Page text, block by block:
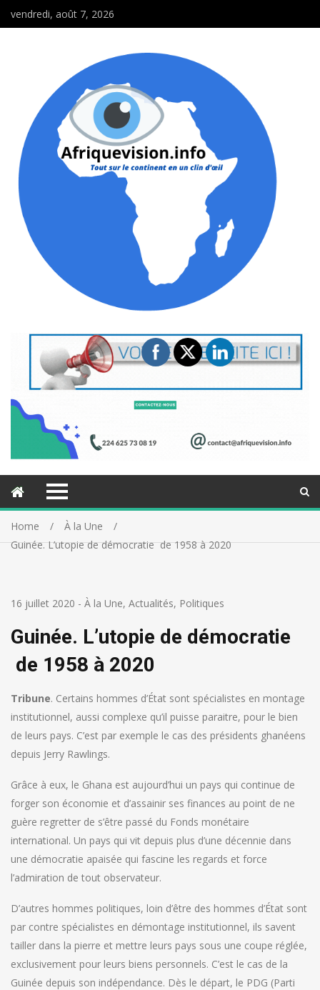
vendredi, août 7, 2026
Home
À la Une
Guinée. L’utopie de démocratie de 1958 à 2020
16 juillet 2020 - À la Une, Actualités, Politiques
Guinée. L’utopie de démocratie
de 1958 à 2020
Tribune. Certains hommes d’État sont spécialistes en montage
institutionnel, aussi complexe qu’il puisse paraitre, pour le bien
de leurs pays. C’est par exemple le cas des présidents ghanéens
depuis Jerry Rawlings.
Grâce à eux, le Ghana est aujourd’hui un pays qui continue de
forger son économie et d’assainir ses finances au point de ne
guère regretter de s’être passé du Fonds monétaire
international. Un pays qui vit depuis plus d’une décennie dans
une démocratie apaisée qui fascine les regards et force
l’admiration de tout observateur.
D’autres hommes politiques, loin d’être des hommes d’État sont
par contre spécialistes en démontage institutionnel, ils savent
tailler dans la pierre et mettre leurs pays sous une coupe réglée,
exclusivement pour leurs biens personnels. C’est le cas de la
Guinée depuis son indépendance. Dès le départ, le PDG (Parti